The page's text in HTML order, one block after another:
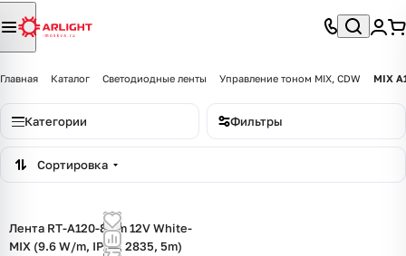
Главная Каталог Светодиодные ленты Управление тоном MIX, CDW MIX
Категории Фильтры
Сортировка
Лента RT-A120-8mm 12V White-
MIX (9.6 W/m, IP20, 2835, 5m)